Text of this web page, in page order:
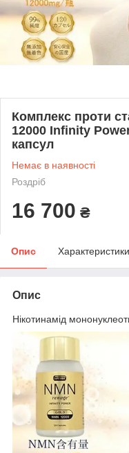
Комплекс проти
12000 Infinity
капсул
Немає в наявності
Роздріб
16 700 ₴
Опис Характеристики
Опис
Нікотинамід